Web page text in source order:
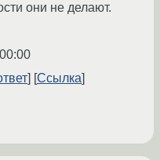
они не делают.
Ссылка